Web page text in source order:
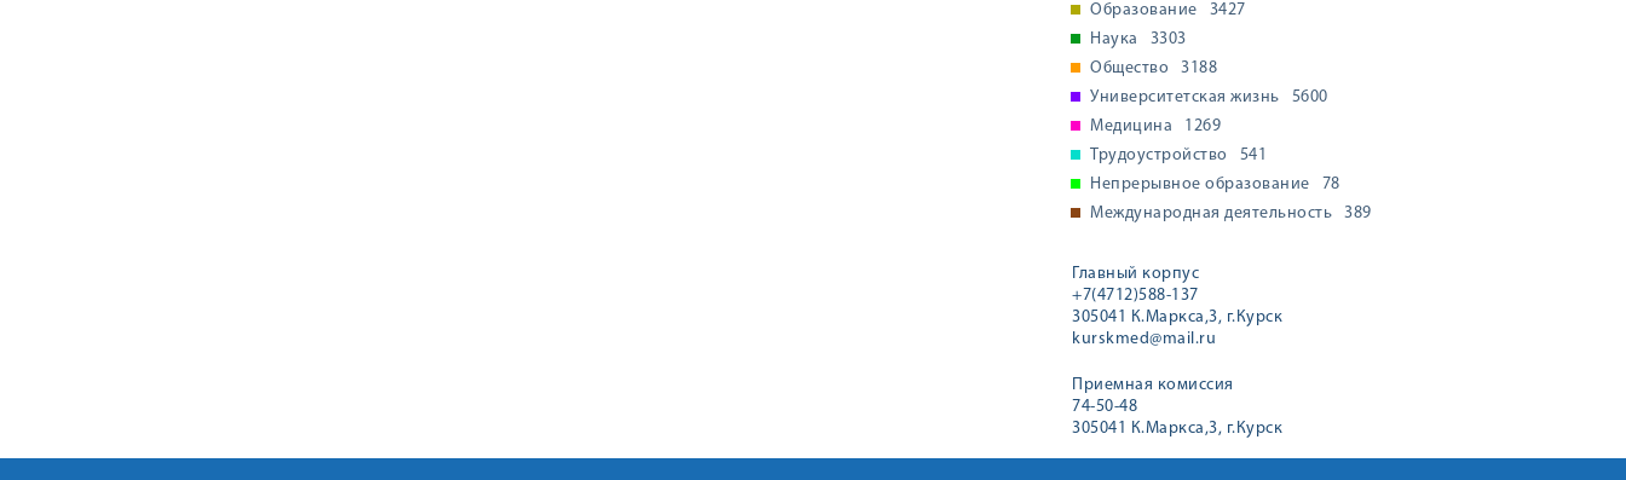
Образование
3427
Наука
3303
Общество
3188
Университетская жизнь
5600
Медицина
1269
Трудоустройство
541
Непрерывное образование
78
Международная деятельность
389
Главный корпус
+7(4712)588-137
305041 К.Маркса,3, г.Курск
kurskmed@mail.ru
Приемная комиссия
74-50-48
305041 К.Маркса,3, г.Курск